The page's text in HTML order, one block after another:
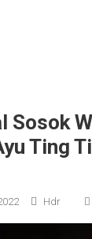
Sosok
Ting
Hdr